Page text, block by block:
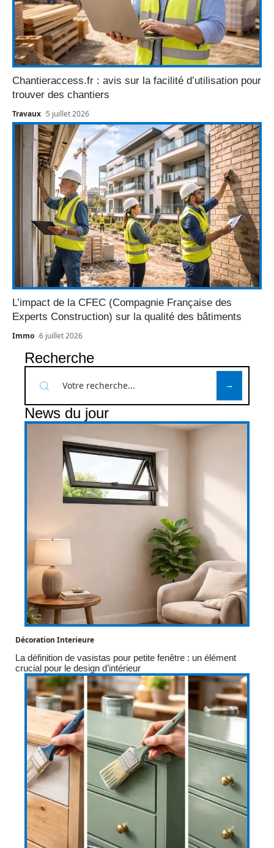
Chantieraccess.fr : avis sur la facilité d’utilisation pour
trouver des chantiers
Travaux 5 juillet 2026
L’impact de la CFEC (Compagnie Française des
Experts Construction) sur la qualité des bâtiments
Immo 6 juillet 2026
Recherche
News du jour
Décoration Interieure
La définition de vasistas pour petite fenêtre : un élément
crucial pour le design d’intérieur